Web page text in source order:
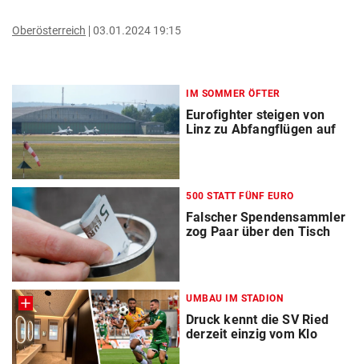
Oberösterreich 03.01.2024 19:15
IM SOMMER ÖFTER
Eurofighter steigen von
Linz zu Abfangflügen auf
500 STATT FÜNF EURO
Falscher Spendensammler
zog Paar über den Tisch
UMBAU IM STADION
Druck kennt die SV Ried
derzeit einzig vom Klo